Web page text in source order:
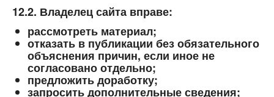
12.2. Владелец сайта вправе:
рассмотреть материал;
отказать в публикации без обязательного
объяснения причин, если иное не
согласовано отдельно;
предложить доработку;
запросить дополнительные сведения;